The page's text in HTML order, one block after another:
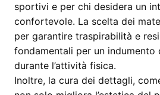
sportivi e per chi desidera un
confortevole. La scelta dei
per garantire traspirabilità e
fondamentali per un indumento
durante l’attività fisica.
Inoltre, la cura dei dettagli,